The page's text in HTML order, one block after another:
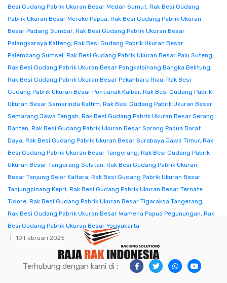
Besi Gudang Pabrik Ukuran Besar Medan Sumut, Rak Besi Gudang
Pabrik Ukuran Besar Meruke Papua, Rak Besi Gudang Pabrik Ukuran
Besar Padang Sumbar, Rak Besi Gudang Pabrik Ukuran Besar
Palangkaraya Kalteng, Rak Besi Gudang Pabrik Ukuran Besar
Palembang Sumsel, Rak Besi Gudang Pabrik Ukuran Besar Palu Suteng,
Rak Besi Gudang Pabrik Ukuran Besar Pangkalpinang Bangka Belitung,
Rak Besi Gudang Pabrik Ukuran Besar Pekanbaru Riau, Rak Besi
Gudang Pabrik Ukuran Besar Pontianak Kalbar, Rak Besi Gudang Pabrik
Ukuran Besar Samarinda Kaltim, Rak Besi Gudang Pabrik Ukuran Besar
Semarang Jawa Tengah, Rak Besi Gudang Pabrik Ukuran Besar Serang
Banten, Rak Besi Gudang Pabrik Ukuran Besar Sorong Papua Barat
Daya, Rak Besi Gudang Pabrik Ukuran Besar Surabaya Jawa Timur, Rak
Besi Gudang Pabrik Ukuran Besar Tangerang, Rak Besi Gudang Pabrik
Ukuran Besar Tangerang Selatan, Rak Besi Gudang Pabrik Ukuran
Besar Tanjung Selor Kaltara, Rak Besi Gudang Pabrik Ukuran Besar
Tanjungpinang Kepri, Rak Besi Gudang Pabrik Ukuran Besar Ternate
Tidore, Rak Besi Gudang Pabrik Ukuran Besar Tigaraksa Tangerang,
Rak Besi Gudang Pabrik Ukuran Besar Wamena Papua Pegunungan, Rak
Besi Gudang Pabrik Ukuran Besar Yogyakarta
10 Februari 2025
Terhubung dengan kami di :